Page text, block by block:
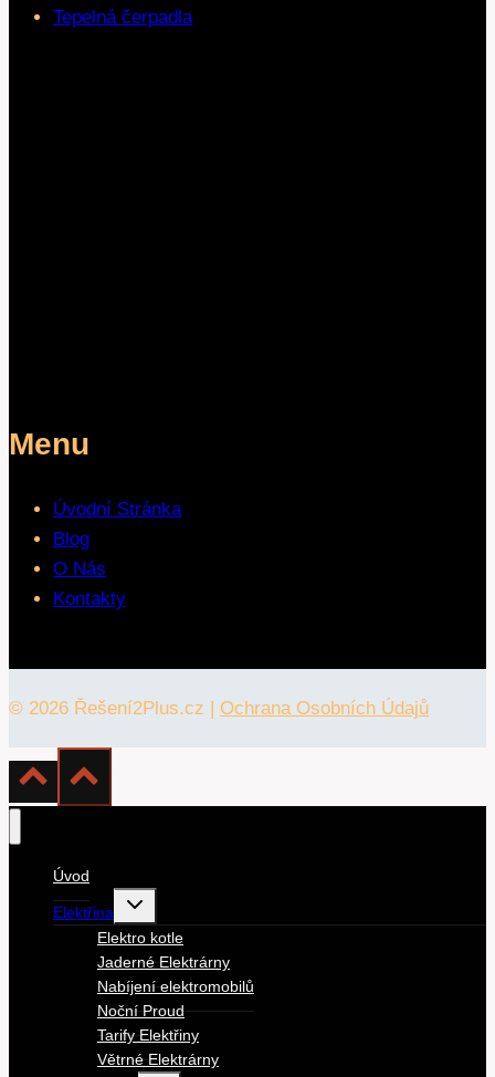
Tepelná čerpadla
Menu
Úvodní Stránka
Blog
O Nás
Kontakty
© 2026 Řešení2Plus.cz | Ochrana Osobních Údajů
Úvod
Elektřina
Toggle
menu
Elektro kotle
Jaderné Elektrárny
Nabíjení elektromobilů
Noční Proud
Tarify Elektřiny
Větrné Elektrárny